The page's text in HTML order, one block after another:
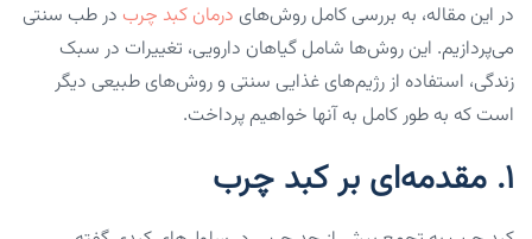
در این مقاله، به بررسی کامل روش‌های درمان کبد چرب در طب سنتی
می‌پردازیم. این روش‌ها شامل گیاهان دارویی، تغییرات در سبک
زندگی، استفاده از رژیم‌های غذایی سنتی و روش‌های طبیعی دیگر
است که به طور کامل به آنها خواهیم پرداخت.
۱. مقدمه‌ای بر کبد چرب